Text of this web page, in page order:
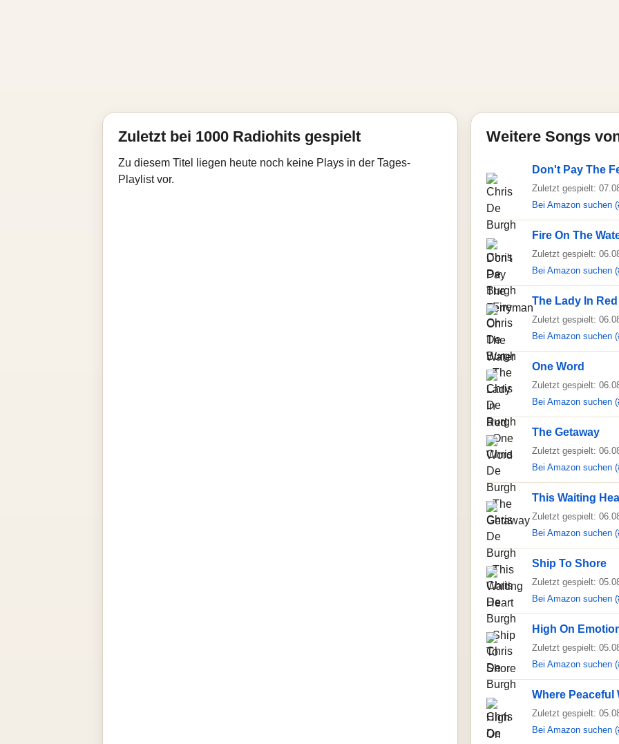
Zuletzt bei 1000 Radiohits gespielt
Zu diesem Titel liegen heute noch keine Plays in der Tages-
Playlist vor.
Weitere Songs
Don't Pay The
Zuletzt gespielt:
Bei Amazon suchen
Fire On The
Zuletzt gespielt:
Bei Amazon suchen
The Lady In Red
Zuletzt gespielt:
Bei Amazon suchen
One Word
Zuletzt gespielt:
Bei Amazon suchen
The Getaway
Zuletzt gespielt:
Bei Amazon suchen
This Waiting
Zuletzt gespielt:
Bei Amazon suchen
Ship To Shore
Zuletzt gespielt:
Bei Amazon suchen
High On
Zuletzt gespielt:
Bei Amazon suchen
Where Peaceful
Zuletzt gespielt:
Bei Amazon suchen